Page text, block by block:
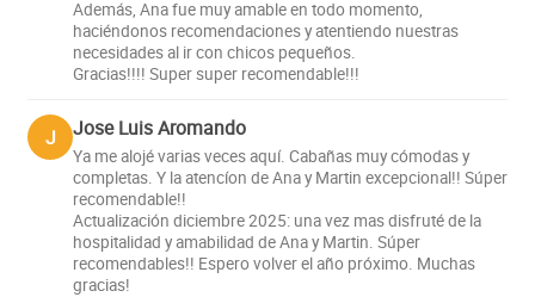
Además, Ana fue muy amable en todo momento,
haciéndonos recomendaciones y atentiendo nuestras
necesidades al ir con chicos pequeños.
Gracias!!!! Super super recomendable!!!
J Jose Luis Aromando
Ya me alojé varias veces aquí. Cabañas muy cómodas y
completas. Y la atencíon de Ana y Martin excepcional!! Súper
recomendable!!
Actualización diciembre 2025: una vez mas disfruté de la
hospitalidad y amabilidad de Ana y Martin. Súper
recomendables!! Espero volver el año próximo. Muchas
gracias!